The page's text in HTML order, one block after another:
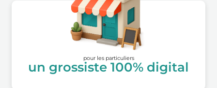
pour les particuliers
un grossiste 100% digital